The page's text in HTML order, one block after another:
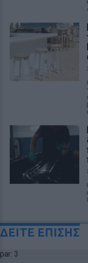
ΔΕΙΤΕ ΕΠΙΣΗΣ
par: 3